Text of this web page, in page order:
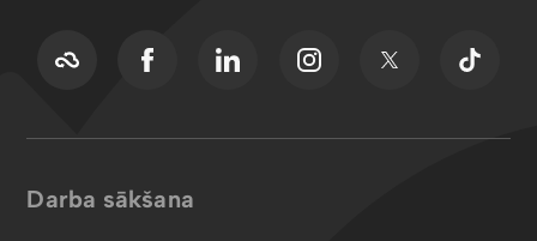
Darba sākšana